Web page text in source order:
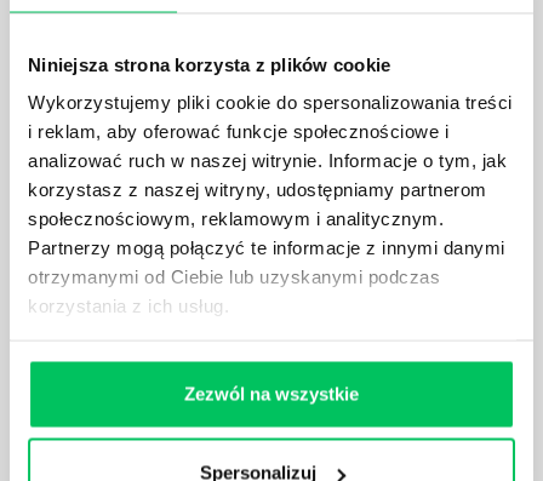
Niniejsza strona korzysta z plików cookie
Wykorzystujemy pliki cookie do spersonalizowania treści
i reklam, aby oferować funkcje społecznościowe i
analizować ruch w naszej witrynie. Informacje o tym, jak
korzystasz z naszej witryny, udostępniamy partnerom
społecznościowym, reklamowym i analitycznym.
Partnerzy mogą połączyć te informacje z innymi danymi
otrzymanymi od Ciebie lub uzyskanymi podczas
korzystania z ich usług.
Zezwól na wszystkie
Spersonalizuj
KOMPETENCJE MENEDŻERSKIE?
Menedżer to niezwykle ważne stanowisko w każdej
firmie. Osoba je pełniąca jest w pełni odpowiedzialna
za realizację działań podległych mu osób oraz
KAŻDY MENEDŻER?
Istnieje wiele metod zarządzania, które mogą okazać
się niezwykle przydatne. Zarządzanie zasobami